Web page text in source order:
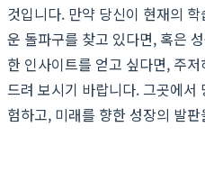
것입니다. 만약 당신이 현재의
운 돌파구를 찾고 있다면, 혹은
한 인사이트를 얻고 싶다면, 주저
드려 보시기 바랍니다. 그곳에서
험하고, 미래를 향한 성장의 발